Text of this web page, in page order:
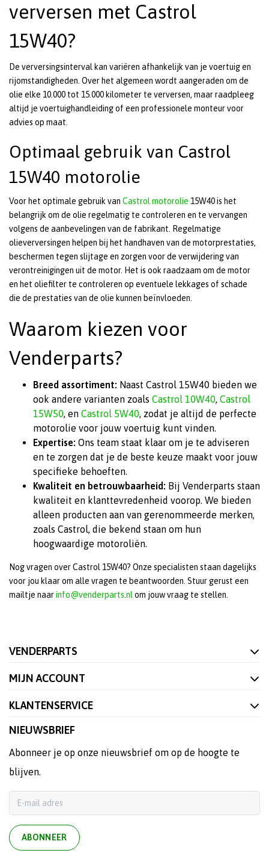
verversen met Castrol
15W40?
De verversingsinterval kan variëren afhankelijk van je voertuig en
rijomstandigheden. Over het algemeen wordt aangeraden om de
olie elke 10.000 tot 15.000 kilometer te verversen, maar raadpleeg
altijd je voertuighandleiding of een professionele monteur voor
advies op maat.
Optimaal gebruik van Castrol
15W40 motorolie
Voor het optimale gebruik van Castrol motorolie 15W40 is het
belangrijk om de olie regelmatig te controleren en te vervangen
volgens de aanbevelingen van de fabrikant. Regelmatige
olieverversingen helpen bij het handhaven van de motorprestaties,
beschermen tegen slijtage en zorgen voor de verwijdering van
verontreinigingen uit de motor. Het is ook raadzaam om de motor
en het oliefilter te controleren op eventuele lekkages of schade
die de prestaties van de olie kunnen beïnvloeden.
Waarom kiezen voor
Venderparts?
Breed assortiment: Naast Castrol 15W40 bieden we
ook andere varianten zoals Castrol 10W40, Castrol
15W50, en Castrol 5W40, zodat je altijd de perfecte
motorolie voor jouw voertuig kunt vinden.
Expertise: Ons team staat klaar om je te adviseren
en te zorgen dat je de beste keuze maakt voor jouw
specifieke behoeften.
Kwaliteit en betrouwbaarheid: Bij Venderparts staan
kwaliteit en klanttevredenheid voorop. We bieden
alleen producten aan van gerenommeerde merken,
zoals Castrol, die bekend staan om hun
hoogwaardige motoroliën.
Nog vragen over Castrol 15W40? Onze specialisten staan dagelijks
voor jou klaar om alle vragen te beantwoorden. Stuur gerust een
mailtje naarinfo@venderparts.nl om jouw vraag te stellen.
VENDERPARTS
MIJN ACCOUNT
KLANTENSERVICE
NIEUWSBRIEF
Abonneer je op onze nieuwsbrief om op de hoogte te
blijven.
ABONNEER